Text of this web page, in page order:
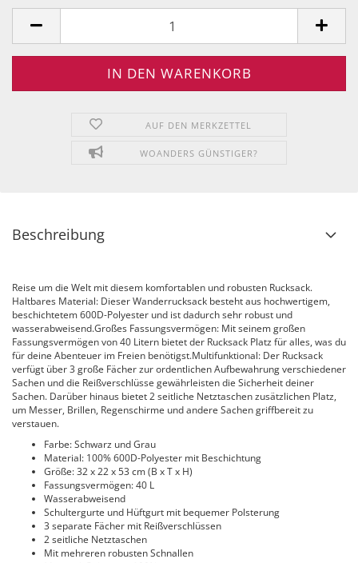
AUF DEN MERKZETTEL
WOANDERS GÜNSTIGER?
Beschreibung
Reise um die Welt mit diesem komfortablen und robusten Rucksack.
Haltbares Material: Dieser Wanderrucksack besteht aus hochwertigem,
beschichtetem 600D-Polyester und ist dadurch sehr robust und
wasserabweisend.Großes Fassungsvermögen: Mit seinem großen
Fassungsvermögen von 40 Litern bietet der Rucksack Platz für alles, was du
für deine Abenteuer im Freien benötigst.Multifunktional: Der Rucksack
verfügt über 3 große Fächer zur ordentlichen Aufbewahrung verschiedener
Sachen und die Reißverschlüsse gewährleisten die Sicherheit deiner
Sachen. Darüber hinaus bietet 2 seitliche Netztaschen zusätzlichen Platz,
um Messer, Brillen, Regenschirme und andere Sachen griffbereit zu
verstauen.
Farbe: Schwarz und Grau
Material: 100% 600D-Polyester mit Beschichtung
Größe: 32 x 22 x 53 cm (B x T x H)
Fassungsvermögen: 40 L
Wasserabweisend
Schultergurte und Hüftgurt mit bequemer Polsterung
3 separate Fächer mit Reißverschlüssen
2 seitliche Netztaschen
Mit mehreren robusten Schnallen